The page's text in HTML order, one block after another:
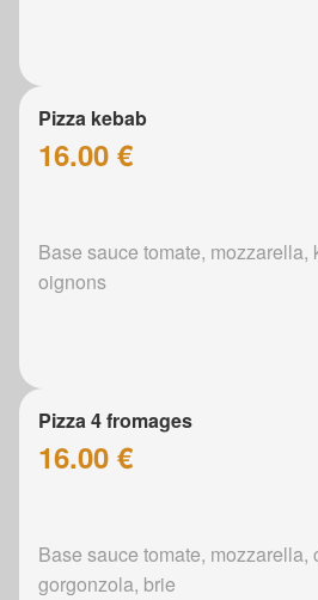
Pizza kebab
16.00 €
Base sauce tomate, mozzarella,
oignons
Pizza 4 fromages
16.00 €
Base sauce tomate, mozzarella,
gorgonzola, brie